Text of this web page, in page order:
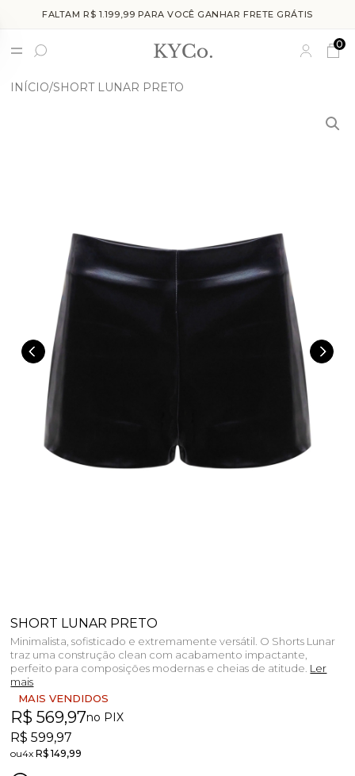
FALTAM R$ 1.199,99 PARA VOCÊ GANHAR FRETE GRÁTIS
0
INÍCIO SHORT LUNAR PRETO
SHORT LUNAR PRETO
Minimalista, sofisticado e extremamente versátil. O Shorts Lunar
traz uma construção clean com acabamento impactante,
perfeito para composições modernas e cheias de atitude. Ler
mais
MAIS VENDIDOS
R$ 569,97no PIX
R$ 599,97
4xR$ 149,99